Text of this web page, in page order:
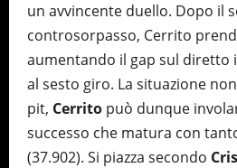
un avvincente duello. Dopo il
controsorpasso, Cerrito
aumentando il gap sul diretto
al sesto giro. La situazione
pit, Cerrito può dunque
successo che matura con
(37.902). Si piazza secondo